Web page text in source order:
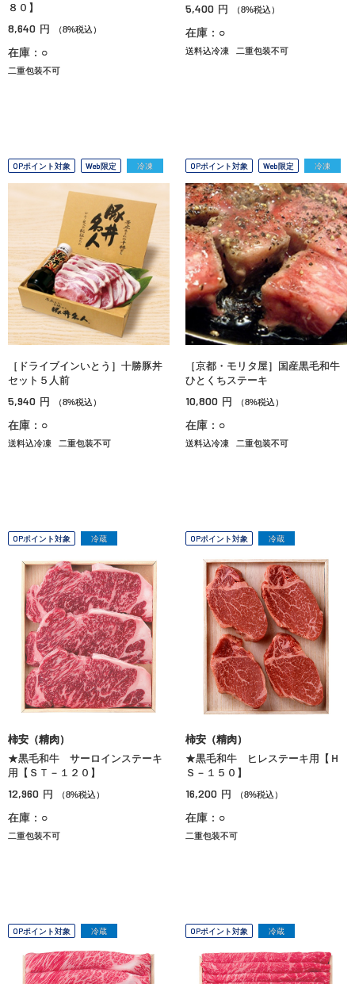
８０】
8,640 円 （8%税込）
在庫：○
二重包装不可
5,400 円 （8%税込）
在庫：○
送料込冷凍 二重包装不可
OPポイント対象 Web限定 冷凍
［ドライブインいとう］十勝豚丼
セット５人前
5,940 円 （8%税込）
在庫：○
送料込冷凍 二重包装不可
OPポイント対象 Web限定 冷凍
［京都・モリタ屋］国産黒毛和牛
ひとくちステーキ
10,800 円 （8%税込）
在庫：○
送料込冷凍 二重包装不可
OPポイント対象 冷蔵
柿安（精肉）
★黒毛和牛 サーロインステーキ
用【ＳＴ－１２０】
12,960 円 （8%税込）
在庫：○
二重包装不可
OPポイント対象 冷蔵
柿安（精肉）
★黒毛和牛 ヒレステーキ用【Ｈ
Ｓ－１５０】
16,200 円 （8%税込）
在庫：○
二重包装不可
OPポイント対象 冷蔵 OPポイント対象 冷蔵